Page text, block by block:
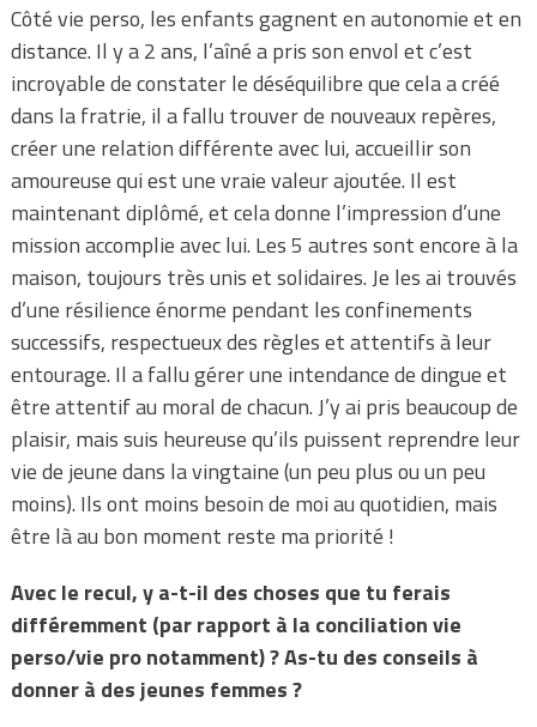
Côté vie perso, les enfants gagnent en autonomie et en
distance. Il y a 2 ans, l’aîné a pris son envol et c’est
incroyable de constater le déséquilibre que cela a créé
dans la fratrie, il a fallu trouver de nouveaux repères,
créer une relation différente avec lui, accueillir son
amoureuse qui est une vraie valeur ajoutée. Il est
maintenant diplômé, et cela donne l’impression d’une
mission accomplie avec lui. Les 5 autres sont encore à la
maison, toujours très unis et solidaires. Je les ai trouvés
d’une résilience énorme pendant les confinements
successifs, respectueux des règles et attentifs à leur
entourage. Il a fallu gérer une intendance de dingue et
être attentif au moral de chacun. J’y ai pris beaucoup de
plaisir, mais suis heureuse qu’ils puissent reprendre leur
vie de jeune dans la vingtaine (un peu plus ou un peu
moins). Ils ont moins besoin de moi au quotidien, mais
être là au bon moment reste ma priorité !
Avec le recul, y a-t-il des choses que tu ferais
différemment (par rapport à la conciliation vie
perso/vie pro notamment) ? As-tu des conseils à
donner à des jeunes femmes ?